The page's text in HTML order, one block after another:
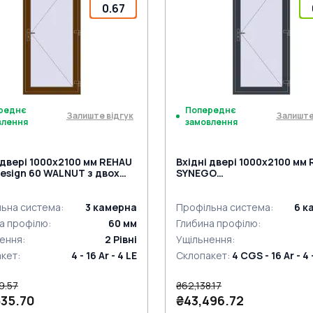
петля Європа MEDOS
біла (E60;BrD)
на три точки (SECURY) під
ручку
Дверна петля Європа
Jocker біла (E60;BrD)
Замок на три точки
нажимну ручку
0.67
Залиште відгук
1000x2100 мм REHAU
60 WALNUT з двох
система: 3 камерна
профілю: 60 мм
: 2 Рівні
: 4 - 16 Ar - 4 LE
Попереднє
замовлення
Вхідні двері 1000x2100 мм
SYNEGO
Профільна система: 6
Глибина профілю:
Ущільнення:
Склопакет: 4 CGS - 16 Ar - 4
₴62,138.17
₴43,496.72